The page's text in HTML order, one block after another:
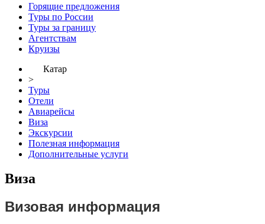
Горящие предложения
Туры по России
Туры за границу
Агентствам
Круизы
Катар
>
Туры
Отели
Авиарейсы
Виза
Экскурсии
Полезная информация
Дополнительные услуги
Виза
Визовая информация